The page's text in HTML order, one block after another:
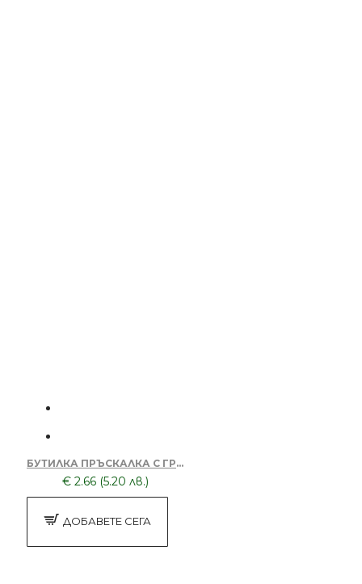
БУТИЛКА ПРЪСКАЛКА С ГРЕБЕН XTP002-SINQ
€ 2.66 (5.20 лв.)
ДОБАВЕТЕ СЕГА